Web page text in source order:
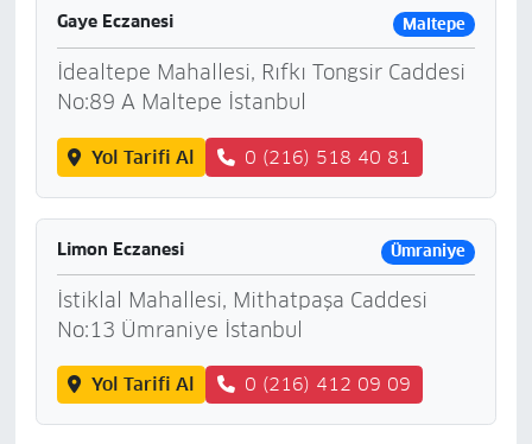
Gaye Eczanesi Maltepe
İdealtepe Mahallesi, Rıfkı Tongsir Caddesi
No:89 A Maltepe İstanbul
Yol Tarifi Al 0 (216) 518 40 81
Limon Eczanesi Ümraniye
İstiklal Mahallesi, Mithatpaşa Caddesi
No:13 Ümraniye İstanbul
Yol Tarifi Al 0 (216) 412 09 09